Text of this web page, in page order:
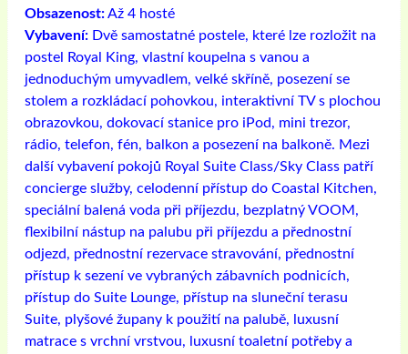
Obsazenost:Až 4 hosté
Vybavení: Dvě samostatné postele, které lze rozložit na
postel Royal King, vlastní koupelna s vanou a
jednoduchým umyvadlem, velké skříně, posezení se
stolem a rozkládací pohovkou, interaktivní TV s plochou
obrazovkou, dokovací stanice pro iPod, mini trezor,
rádio, telefon, fén, balkon a posezení na balkoně. Mezi
další vybavení pokojů Royal Suite Class/Sky Class patří
concierge služby, celodenní přístup do Coastal Kitchen,
speciální balená voda při příjezdu, bezplatný VOOM,
flexibilní nástup na palubu při příjezdu a přednostní
odjezd, přednostní rezervace stravování, přednostní
přístup k sezení ve vybraných zábavních podnicích,
přístup do Suite Lounge, přístup na sluneční terasu
Suite, plyšové župany k použití na palubě, luxusní
matrace s vrchní vrstvou, luxusní toaletní potřeby a